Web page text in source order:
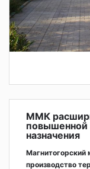
ММК
повышенной
назначения
Магнитогорский
производство